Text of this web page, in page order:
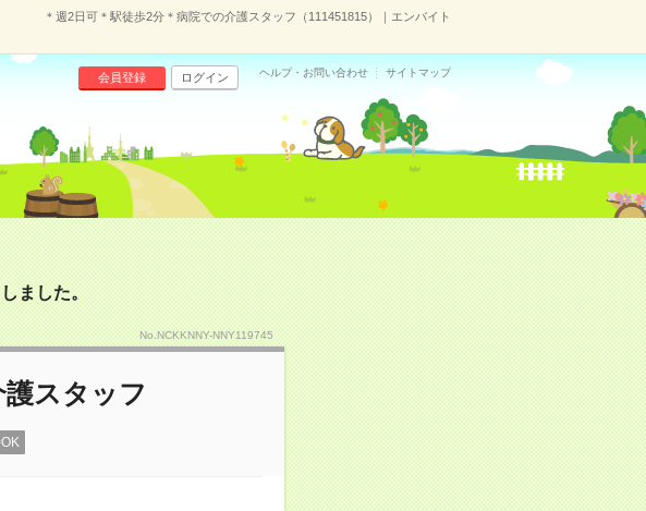
＊週2日可＊駅徒歩2分＊病院での介護スタッフ（111451815）｜エンバイト
会員登録 ログイン ヘルプ・お問い合わせ サイトマップ
ました。
No.NCKKNNY-NNY119745
護スタッフ